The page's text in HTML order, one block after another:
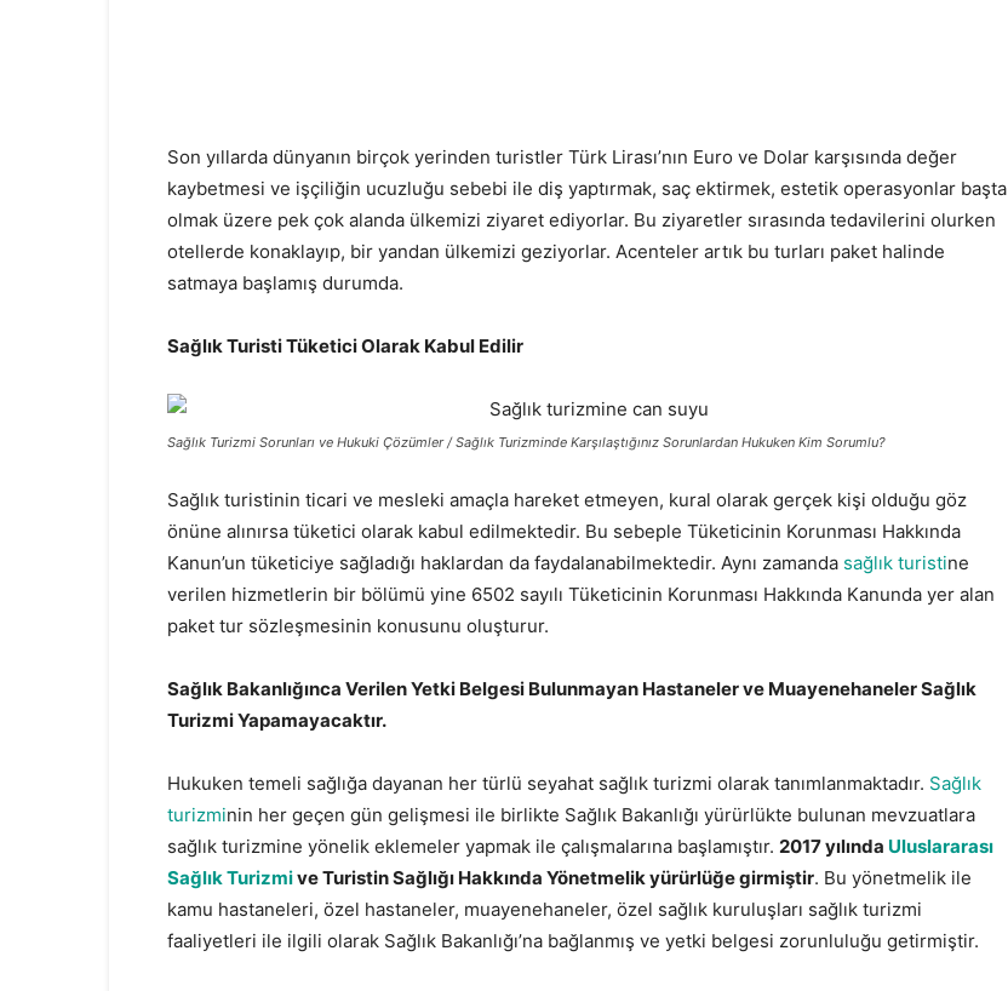
Son yıllarda dünyanın birçok yerinden turistler Türk Lirası’nın Euro ve Dolar karşısında değer
kaybetmesi ve işçiliğin ucuzluğu sebebi ile diş yaptırmak, saç ektirmek, estetik operasyonlar başta
olmak üzere pek çok alanda ülkemizi ziyaret ediyorlar. Bu ziyaretler sırasında tedavilerini olurken
otellerde konaklayıp, bir yandan ülkemizi geziyorlar. Acenteler artık bu turları paket halinde
satmaya başlamış durumda.
Sağlık Turisti Tüketici Olarak Kabul Edilir
Sağlık Turizmi Sorunları ve Hukuki Çözümler / Sağlık Turizminde Karşılaştığınız Sorunlardan Hukuken Kim Sorumlu?
Sağlık turistinin ticari ve mesleki amaçla hareket etmeyen, kural olarak gerçek kişi olduğu göz
önüne alınırsa tüketici olarak kabul edilmektedir. Bu sebeple Tüketicinin Korunması Hakkında
Kanun’un tüketiciye sağladığı haklardan da faydalanabilmektedir. Aynı zamanda sağlık turistine
verilen hizmetlerin bir bölümü yine 6502 sayılı Tüketicinin Korunması Hakkında Kanunda yer alan
paket tur sözleşmesinin konusunu oluşturur.
Sağlık Bakanlığınca Verilen Yetki Belgesi Bulunmayan Hastaneler ve Muayenehaneler Sağlık
Turizmi Yapamayacaktır.
Hukuken temeli sağlığa dayanan her türlü seyahat sağlık turizmi olarak tanımlanmaktadır. Sağlık
turizminin her geçen gün gelişmesi ile birlikte Sağlık Bakanlığı yürürlükte bulunan mevzuatlara
sağlık turizmine yönelik eklemeler yapmak ile çalışmalarına başlamıştır. 2017 yılında Uluslararası
Sağlık Turizmive Turistin Sağlığı Hakkında Yönetmelik yürürlüğe girmiştir. Bu yönetmelik ile
kamu hastaneleri, özel hastaneler, muayenehaneler, özel sağlık kuruluşları sağlık turizmi
faaliyetleri ile ilgili olarak Sağlık Bakanlığı’na bağlanmış ve yetki belgesi zorunluluğu getirmiştir.